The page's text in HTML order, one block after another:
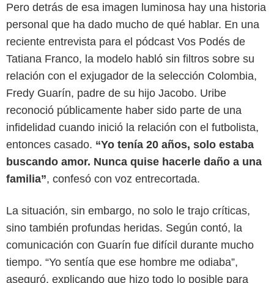
Pero detrás de esa imagen luminosa hay una historia
personal que ha dado mucho de qué hablar. En una
reciente entrevista para el pódcast Vos Podés de
Tatiana Franco, la modelo habló sin filtros sobre su
relación con el exjugador de la selección Colombia,
Fredy Guarín, padre de su hijo Jacobo. Uribe
reconoció públicamente haber sido parte de una
infidelidad cuando inició la relación con el futbolista,
entonces casado. “Yo tenía 20 años, solo estaba
buscando amor. Nunca quise hacerle daño a una
familia”, confesó con voz entrecortada.
La situación, sin embargo, no solo le trajo críticas,
sino también profundas heridas. Según contó, la
comunicación con Guarín fue difícil durante mucho
tiempo. “Yo sentía que ese hombre me odiaba”,
aseguró, explicando que hizo todo lo posible para